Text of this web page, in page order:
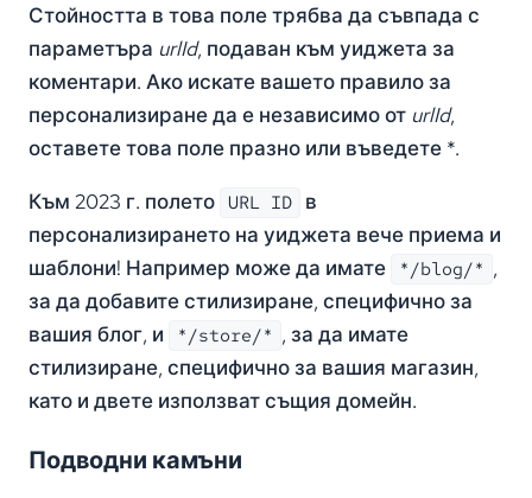
Стойността в това поле трябва да съвпада с
параметъра urlId, подаван към уиджета за
коментари. Ако искате вашето правило за
персонализиране да е независимо от urlId,
оставете това поле празно или въведете *.
Към 2023 г. полето URL ID в
персонализирането на уиджета вече приема и
шаблони! Например може да имате
*/blog/* ,
за да добавите стилизиране, специфично за
вашия блог, и
*/store/* , за да имате
стилизиране, специфично за вашия магазин,
като и двете използват същия домейн.
Подводни камъни